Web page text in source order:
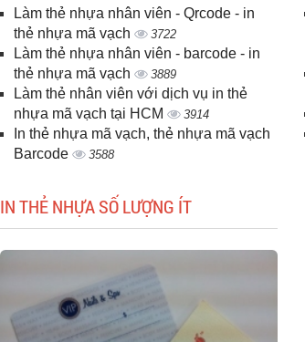
Làm thẻ nhựa nhân viên - Qrcode - in
thẻ nhựa mã vạch
3722
Làm thẻ nhựa nhân viên - barcode - in
thẻ nhựa mã vạch
3889
Làm thẻ nhân viên với dịch vụ in thẻ
nhựa mã vạch tại HCM
3914
In thẻ nhựa mã vạch, thẻ nhựa mã vạch
Barcode
3588
IN THẺ NHỰA SỐ LƯỢNG ÍT